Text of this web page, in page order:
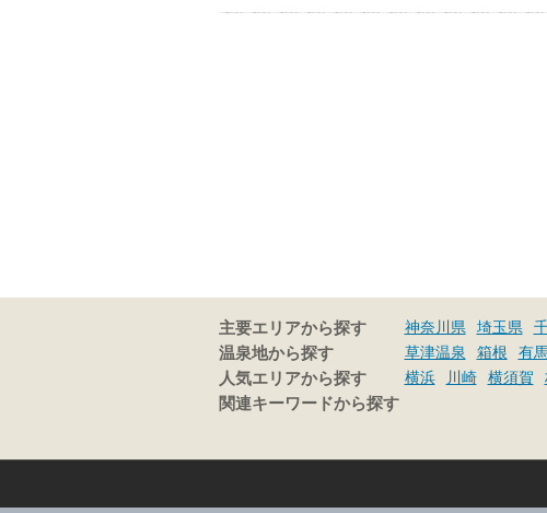
主要エリアから探す 神奈川県 埼玉県
温泉地から探す
草津温泉 箱根 有
人気エリアから探す
横浜 川崎 横須賀
関連キーワードから探す